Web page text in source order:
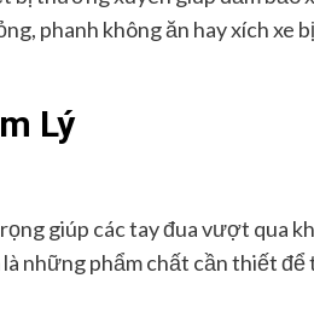
phanh không ăn hay xích xe
Lý
giúp các tay đua vượt qua
những phẩm chất cần thiết để